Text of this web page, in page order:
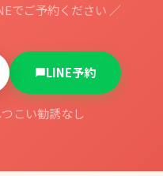
でご予約ください ／
LINE予約
こい勧誘なし